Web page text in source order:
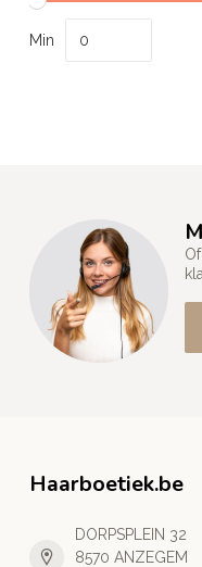
Min
Haarboetiek.be
DORPSPLEIN 32
8570 ANZEGEM